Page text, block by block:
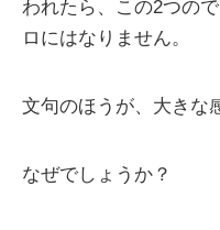
われたら、この2つの
ロにはなりません。
文句のほうが、大きな
なぜでしょうか？